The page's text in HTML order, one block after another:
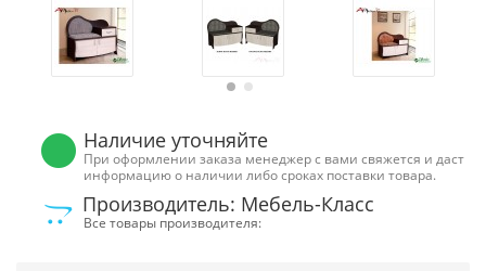
Наличие уточняйте
При оформлении заказа менеджер с вами свяжется и даст
информацию о наличии либо сроках поставки товара.
Производитель: Мебель-Класс
Все товары производителя: